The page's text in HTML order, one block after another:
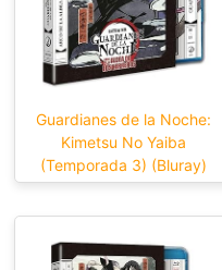
Guardianes de la Noche:
Kimetsu No Yaiba
(Temporada 3) (Bluray)